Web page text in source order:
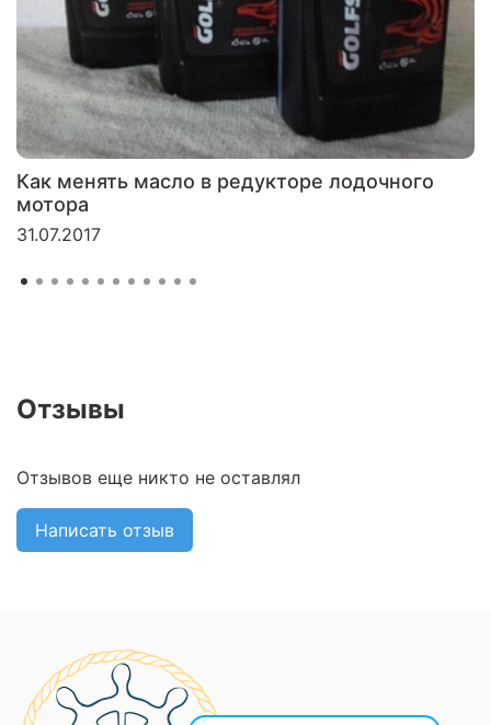
Как менять масло в редукторе лодочного
мотора
31.07.2017
Отзывы
Отзывов еще никто не оставлял
Написать отзыв